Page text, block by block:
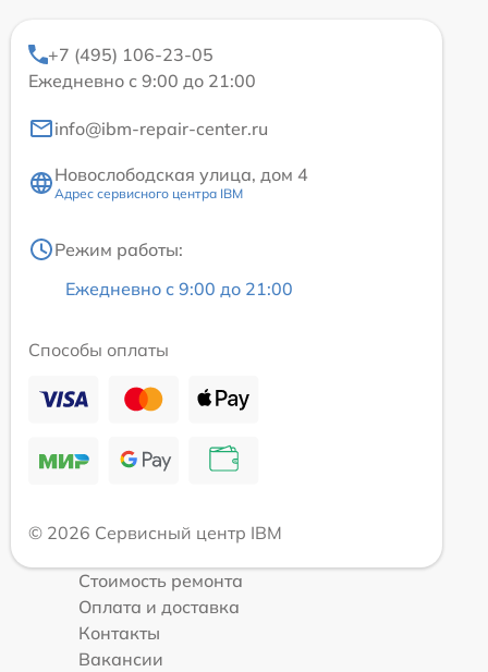
+7 (495) 106-23-05
Ежедневно с 9:00 до 21:00
info@ibm-repair-center.ru
Новослободская улица, дом 4
Адрес сервисного центра IBM
Режим работы:
Ежедневно с 9:00 до 21:00
Способы оплаты
© 2026 Сервисный центр IBM
Стоимость ремонта
Оплата и доставка
Контакты
Вакансии